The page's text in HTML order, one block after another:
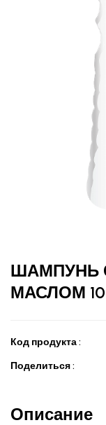
ШАМПУНЬ
МАСЛОМ
Код продукта :
Поделиться :
Описание